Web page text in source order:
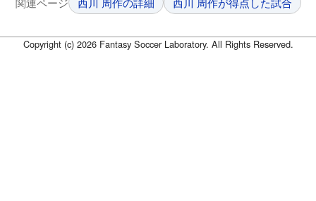
Copyright (c) 2026 Fantasy Soccer Laboratory. All Rights Reserved.